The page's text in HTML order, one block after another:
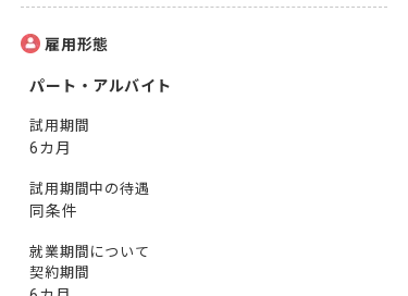
雇用形態
パート・アルバイト
試用期間
6カ月
試用期間中の待遇
同条件
就業期間について
契約期間